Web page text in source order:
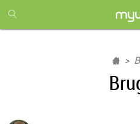
month
free